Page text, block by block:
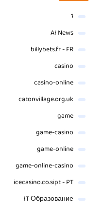
1
AI News
billybets.fr - FR
casino
casino-online
catonvillage.org.uk
game
game-casino
game-online
game-online-casino
icecasino.co.sipt - PT
IT Образование